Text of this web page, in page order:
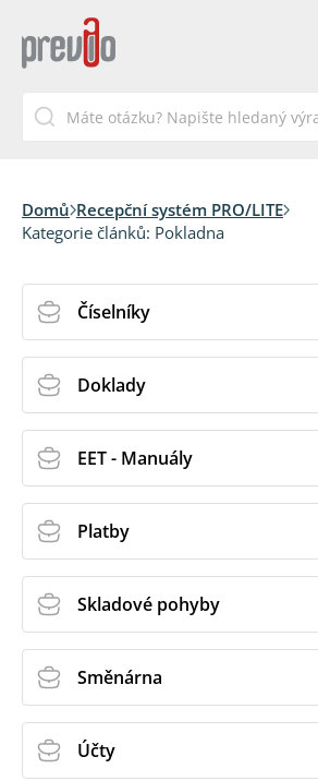
Domů Recepční systém PRO/LITE
Kategorie článků: Pokladna
Číselníky
Doklady
EET - Manuály
Platby
Skladové pohyby
Směnárna
Účty